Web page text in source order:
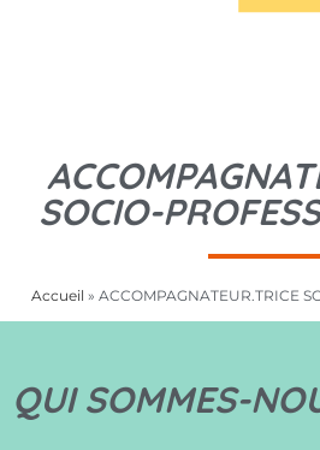
SOCIO-
Accueil » ACCOMPAGNATEUR.TRICE
QUI SOMMES-